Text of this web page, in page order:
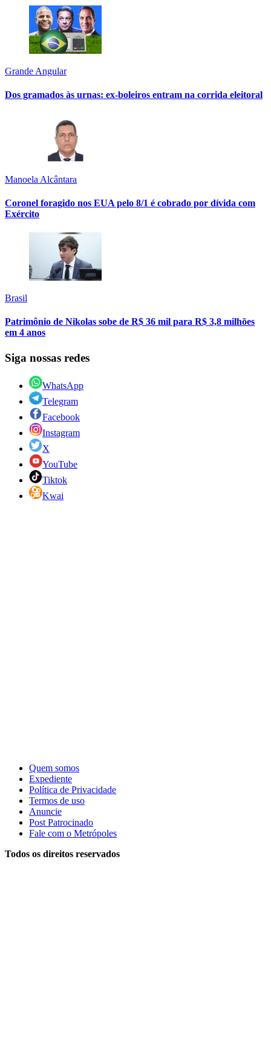
Grande Angular
Dos gramados às urnas: ex-boleiros entram na corrida eleitoral
Manoela Alcântara
Coronel foragido nos EUA pelo 8/1 é cobrado por dívida com
Exército
Brasil
Patrimônio de Nikolas sobe de R$ 36 mil para R$ 3,8 milhões
em 4 anos
Siga nossas redes
WhatsApp
Telegram
Facebook
Instagram
X
YouTube
Tiktok
Kwai
Quem somos
Expediente
Política de Privacidade
Termos de uso
Anuncie
Post Patrocinado
Fale com o Metrópoles
Todos os direitos reservados